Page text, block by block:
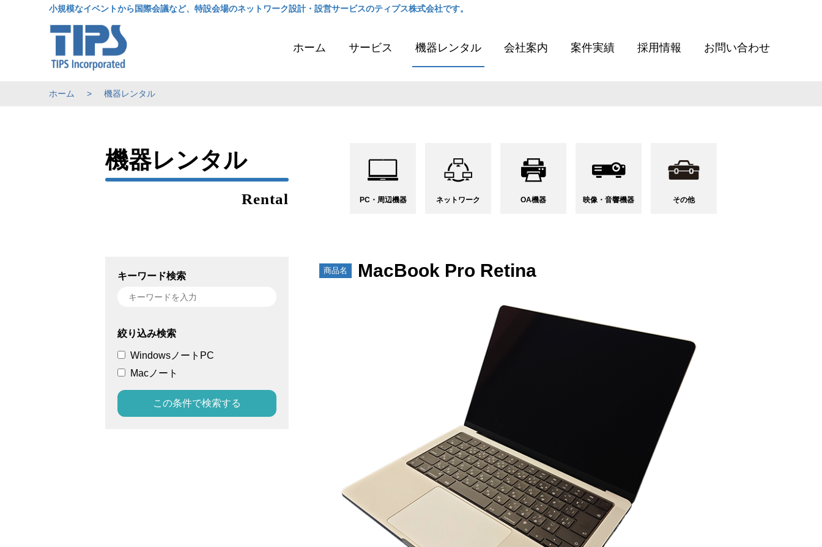
小規模なイベントから国際会議など、特設会場のネットワーク設計・設営サービスのティプス株式会社です。
ホーム サービス 機器レンタル 会社案内 案件実績 採用情報 お問い合わせ
ホーム 機器レンタル
機器レンタル
Rental PC・周辺機器 ネット ワーク OA機器 映像・音響機器 その他
キーワード検索
絞り込み検索
WindowsノートPC
Macノート
商品名 MacBook Pro Retina